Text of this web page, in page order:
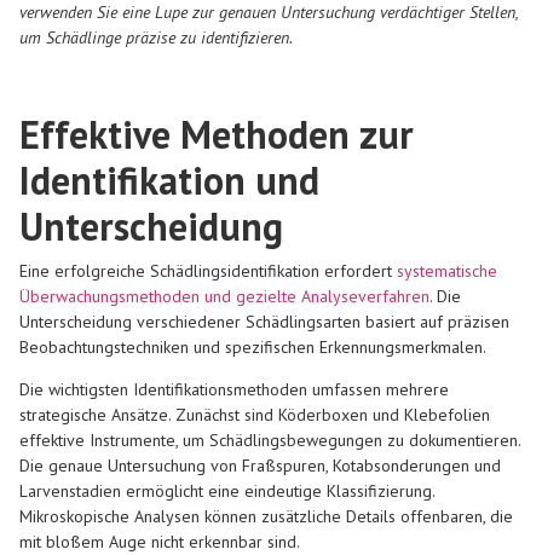
verwenden Sie eine Lupe zur genauen Untersuchung verdächtiger Stellen,
um Schädlinge präzise zu identifizieren.
Effektive Methoden zur
Identifikation und
Unterscheidung
Eine erfolgreiche Schädlingsidentifikation erfordert systematische
Überwachungsmethoden und gezielte Analyseverfahren. Die
Unterscheidung verschiedener Schädlingsarten basiert auf präzisen
Beobachtungstechniken und spezifischen Erkennungsmerkmalen.
Die wichtigsten Identifikationsmethoden umfassen mehrere
strategische Ansätze. Zunächst sind Köderboxen und Klebefolien
effektive Instrumente, um Schädlingsbewegungen zu dokumentieren.
Die genaue Untersuchung von Fraßspuren, Kotabsonderungen und
Larvenstadien ermöglicht eine eindeutige Klassifizierung.
Mikroskopische Analysen können zusätzliche Details offenbaren, die
mit bloßem Auge nicht erkennbar sind.